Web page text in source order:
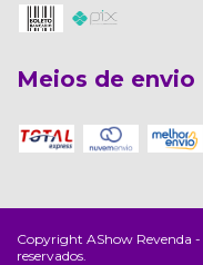
Meios de envio
Copyright AShow Revenda
reservados.